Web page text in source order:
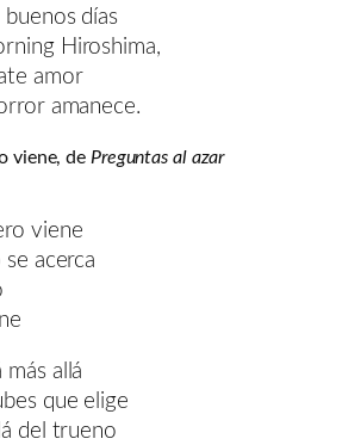
días
Hiroshima,
amor
amanece.
viene, de Preguntas al azar
viene
acerca
allá
que elige
del trueno